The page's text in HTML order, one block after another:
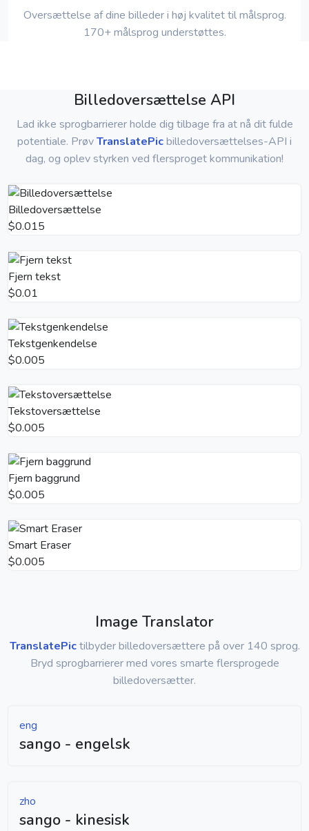
Oversættelse af dine billeder i høj kvalitet til målsprog.
170+ målsprog understøttes.
Billedoversættelse API
Lad ikke sprogbarrierer holde dig tilbage fra at nå dit fulde
potentiale. PrøvTranslatePicbilledoversættelses-API i
dag, og oplev styrken ved flersproget kommunikation!
Billedoversættelse
$0.015
Fjern tekst
$0.01
Tekstgenkendelse
$0.005
Tekstoversættelse
$0.005
Fjern baggrund
$0.005
Smart Eraser
$0.005
Image Translator
TranslatePictilbyder billedoversættere på over 140 sprog.
Bryd sprogbarrierer med vores smarte flersprogede
billedoversætter.
eng
sango - engelsk
zho
sango - kinesisk